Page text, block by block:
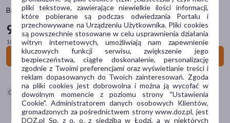
Bioderma Photoderm, lekki spray do opalania SPF50+, 300 ml
94 99 zł
100 ml = 31,66 zł
Do koszyka
Ostatnie sztuki
na włosy(9)
na paznokcie (1)
Postać
krem(48)
płyn (21)
żel(20)
pliki tekstowe, zawierające niewielkie ilości informacji,
które pobierane są podczas odwiedzania Portalu i
przechowywane na Urządzeniu Użytkownika. Pliki cookies
są powszechnie stosowane w celu usprawnienia działania
witryn internetowych, umożliwiają nam zapewnienie
kluczowych funkcji serwisu, zwiększenie jego
bezpieczeństwa, ciągłe doskonalenie, personalizację
zgodnie z Twoimi preferencjami oraz wyświetlanie treści i
reklam dopasowanych do Twoich zainteresowań. Zgoda
na pliki cookies jest dobrowolna i można ją wycofać w
dowolnym momencie z poziomu strony "Ustawienia
Cookie". Administratorem danych osobowych Klientów,
gromadzonych za pośrednictwem strony www.doz.pl, jest
DOZ.pl Sp. z o. o. z siedzibą w Łodzi, a w niektórych